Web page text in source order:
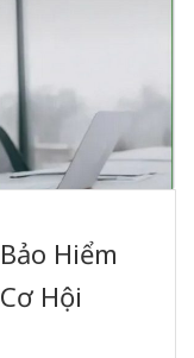
Hiểm
Hội